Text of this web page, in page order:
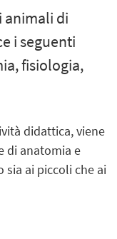
animali di
i seguenti
fisiologia,
didattica, viene
di anatomia e
sia ai piccoli che ai